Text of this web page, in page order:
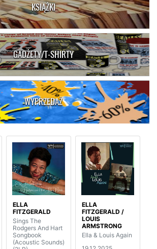
KSIĄŻKI
GADŻETY/T-SHIRTY
WYPRZEDAŻ
ELLA
FITZGERALD
Sings The
Rodgers And Hart
Songbook
(Acoustic Sounds)
ELLA
FITZGERALD /
LOUIS
ARMSTRONG
Ella & Louis Again